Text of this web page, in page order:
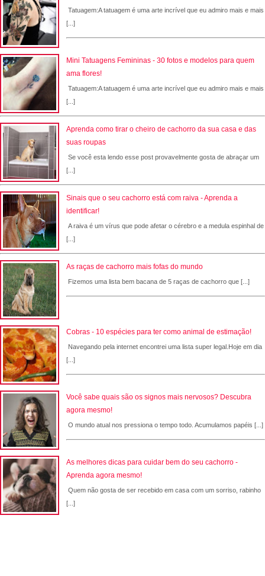
Tatuagem:A tatuagem é uma arte incrível que eu admiro mais e mais
[...]
Mini Tatuagens Femininas - 30 fotos e modelos para quem
ama flores!
Tatuagem:A tatuagem é uma arte incrível que eu admiro mais e mais
[...]
Aprenda como tirar o cheiro de cachorro da sua casa e das
suas roupas
Se você esta lendo esse post provavelmente gosta de abraçar um
[...]
Sinais que o seu cachorro está com raiva - Aprenda a
identificar!
A raiva é um vírus que pode afetar o cérebro e a medula espinhal de
[...]
As raças de cachorro mais fofas do mundo
Fizemos uma lista bem bacana de 5 raças de cachorro que [...]
Cobras - 10 espécies para ter como animal de estimação!
Navegando pela internet encontrei uma lista super legal.Hoje em dia
[...]
Você sabe quais são os signos mais nervosos? Descubra
agora mesmo!
O mundo atual nos pressiona o tempo todo. Acumulamos papéis [...]
As melhores dicas para cuidar bem do seu cachorro -
Aprenda agora mesmo!
Quem não gosta de ser recebido em casa com um sorriso, rabinho
[...]